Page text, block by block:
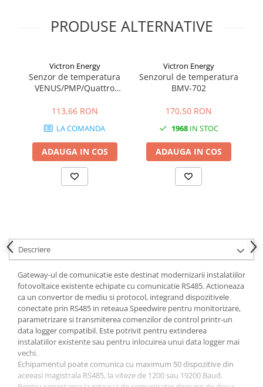
PRODUSE ALTERNATIVE
Victron Energy
Senzor de temperatura
VENUS/PMP/Quattro
Temperature sensor for
113,66 RON
LA COMANDA
ADAUGA IN COS
Victron Energy
Senzorul de temperatura
BMV-702
170,50 RON
1968IN STOC
ADAUGA IN COS
Descriere
Gateway-ul de comunicatie este destinat modernizarii instalatiilor
fotovoltaice existente echipate cu comunicatie RS485. Actioneaza
ca un convertor de mediu si protocol, integrand dispozitivele
conectate prin RS485 in reteaua Speedwire pentru monitorizare,
parametrizare si transmiterea comenzilor de control printr-un
data logger compatibil. Este potrivit pentru extinderea
instalatiilor existente sau pentru inlocuirea unui data logger mai
vechi.
Echipamentul poate comunica cu maximum 50 dispozitive din
aceeasi magistrala RS485, la viteze de 1200 sau 19200 Baud.